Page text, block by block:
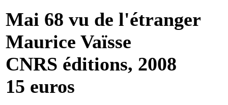
Mai 68 vu de l'étranger
Maurice Vaïsse
CNRS éditions, 2008
15 euros